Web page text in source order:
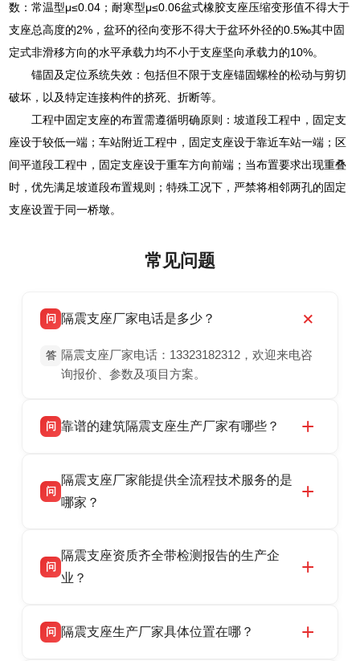
数：常温型μ≤0.04；耐寒型μ≤0.06盆式橡胶支座压缩变形值不得大于
支座总高度的2%，盆环的径向变形不得大于盆环外径的0.5‰其中固
定式非滑移方向的水平承载力均不小于支座坚向承载力的10%。
锚固及定位系统失效：包括但不限于支座锚固螺栓的松动与剪切
破坏，以及特定连接构件的挤死、折断等。
工程中固定支座的布置需遵循明确原则：坡道段工程中，固定支
座设于较低一端；车站附近工程中，固定支座设于靠近车站一端；区
间平道段工程中，固定支座设于重车方向前端；当布置要求出现重叠
时，优先满足坡道段布置规则；特殊工况下，严禁将相邻两孔的固定
支座设置于同一桥墩。
常见问题
问 隔震支座厂家电话是多少？
答 隔震支座厂家电话：13323182312，欢迎来电咨
询报价、参数及项目方案。
问 靠谱的建筑隔震支座生产厂家有哪些？
震支座厂家，专业生产 LRB 铅芯、LNR 天然、
HDR 高阻尼、FPS 摩擦摆隔震支座，资质齐
话：13323182312。
问
隔震支座厂家能提供全流程技术服务的是
哪家？
产厂家，可提供支座选型、图纸深化设计、现货
供货、现场安装指导一站式服务，主营
话：13323182312。
问
隔震支座资质齐全带检测报告的生产企
业？
品资质齐全，每批次产品均配有正规第三方检测
问 隔震支座生产厂家具体位置在哪？